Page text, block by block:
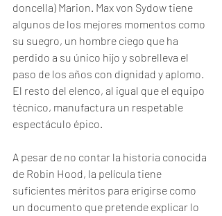
doncella) Marion. Max von Sydow tiene
algunos de los mejores momentos como
su suegro, un hombre ciego que ha
perdido a su único hijo y sobrelleva el
paso de los años con dignidad y aplomo.
El resto del elenco, al igual que el equipo
técnico, manufactura un respetable
espectáculo épico.
A pesar de no contar la historia conocida
de Robin Hood, la película tiene
suficientes méritos para erigirse como
un documento que pretende explicar lo